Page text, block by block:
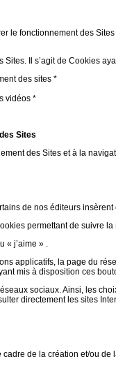
le fonctionnement des
Il s’agit de Cookies
des sites *
vidéos *
Sites
des Sites et à la
de nos éditeurs
permettant de suivre
« j’aime » .
applicatifs, la page du
mis à disposition ces
sociaux. Ainsi, les
directement les sites
de la création et/ou